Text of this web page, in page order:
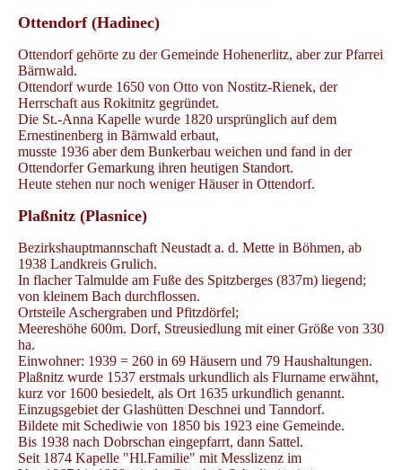
Ottendorf (Hadinec)
Ottendorf gehörte zu der Gemeinde Hohenerlitz, aber zur Pfarrei
Bärnwald.
Ottendorf wurde 1650 von Otto von Nostitz-Rienek, der
Herrschaft aus Rokitnitz gegründet.
Die St.-Anna Kapelle wurde 1820 ursprünglich auf dem
Ernestinenberg in Bärnwald erbaut,
musste 1936 aber dem Bunkerbau weichen und fand in der
Ottendorfer Gemarkung ihren heutigen Standort.
Heute stehen nur noch weniger Häuser in Ottendorf.
Plaßnitz (Plasnice)
Bezirkshauptmannschaft Neustadt a. d. Mette in Böhmen, ab
1938 Landkreis Grulich.
In flacher Talmulde am Fuße des Spitzberges (837m) liegend;
von kleinem Bach durchflossen.
Ortsteile Aschergraben und Pfitzdörfel;
Meereshöhe 600m. Dorf, Streusiedlung mit einer Größe von 330
ha.
Einwohner: 1939 = 260 in 69 Häusern und 79 Haushaltungen.
Plaßnitz wurde 1537 erstmals urkundlich als Flurname erwähnt,
kurz vor 1600 besiedelt, als Ort 1635 urkundlich genannt.
Einzugsgebiet der Glashütten Deschnei und Tanndorf.
Bildete mit Schediwie von 1850 bis 1923 eine Gemeinde.
Bis 1938 nach Dobrschan eingepfarrt, dann Sattel.
Seit 1874 Kapelle "Hl.Familie" mit Messlizenz im